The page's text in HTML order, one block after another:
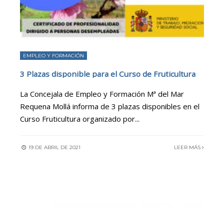
EMPLEO Y FORMACIÓN
3 Plazas disponible para el Curso de Fruticultura
La Concejala de Empleo y Formación Mª del Mar
Requena Mollá informa de 3 plazas disponibles en el
Curso Fruticultura organizado por...
19 DE ABRIL DE 2021 LEER MÁS